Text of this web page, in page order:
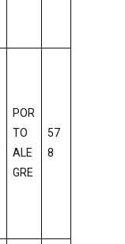
POR
TO
ALE
GRE
57
8